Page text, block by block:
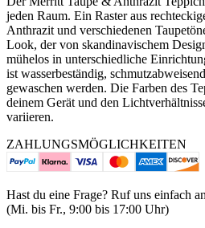
jeden Raum. Ein Raster aus
Anthrazit und verschiedenen
Look, der von skandinavischem
mühelos in unterschiedliche
ist wasserbeständig,
gewaschen werden. Die Farben des
deinem Gerät und den
variieren.
ZAHLUNGSMÖGLICHKEITEN
Hast du eine Frage? Ruf uns einfach
(Mi. bis Fr., 9:00 bis 17:00 Uhr)